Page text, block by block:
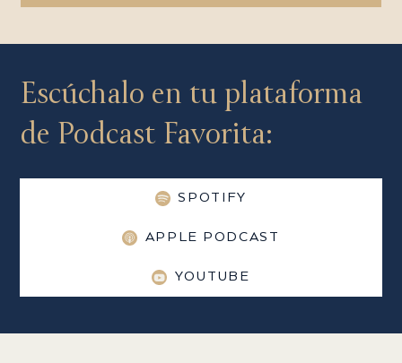
Escúchalo en tu plataforma
de Podcast Favorita:
SPOTIFY
APPLE PODCAST
YOUTUBE